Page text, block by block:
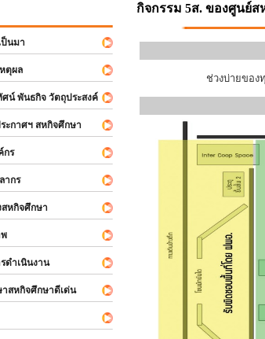
สหกิจศึกษา ยินดีต้อนรับ
นมา
ตุผล
พันธกิจ วัตถุประสงค์
กาศฯ สหกิจศึกษา
กร
ากร
หกิจศึกษา
ำเนินงาน
สหกิจศึกษาดีเด่น
กิจกรรม 5ส. ของศูนย์
ช่วงบ่ายของ